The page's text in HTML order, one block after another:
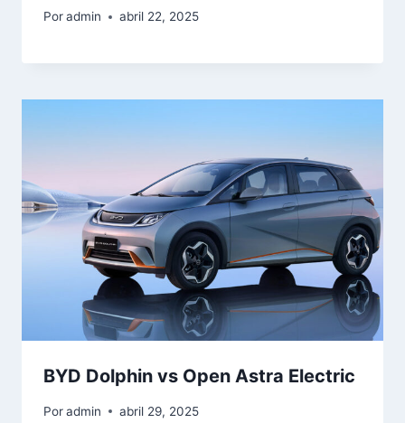
Poradmin abril 22, 2025
BYD Dolphin vs Open Astra Electric
Poradmin abril 29, 2025